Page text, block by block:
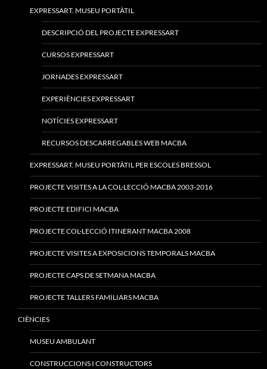
EXPRESSART. MUSEU PORTÀTIL
DESCRIPCIÓ DEL PROJECTE EXPRESSART
CURSOS EXPRESSART
JORNADES EXPRESSART
EXPERIÈNCIES EXPRESSART
NOTÍCIES EXPRESSART
RECURSOS DESCARREGABLES WEB MACBA
EXPRESSART. MUSEU PORTÀTIL PER ESCOLES BRESSOL
PROJECTE VISITES A LA COL·LECCIÓ MACBA 2003-2016
PROJECTE EDIFICI MACBA
PROJECTE COL·LECCIÓ ITINERANT MACBA 2008
PROJECTE VISITES A EXPOSICIONS TEMPORALS MACBA
PROJECTE CAPS DE SETMANA MACBA
PROJECTE TALLERS FAMILIARS MACBA
CIÈNCIES
MUSEU AMBULANT
CONSTRUCCIONS I CONSTRUCTORS